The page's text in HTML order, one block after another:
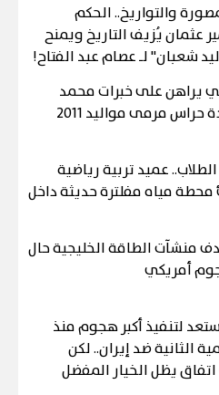
والتواريخ.. الحكم
عثمان يُزيف التاريخ ويمنح
شعبان" لـ عصام عبد الفتاح!
يراهن على خبرات محمد
حراس مرمى مواليد 2011
عميد تربية رياضية
مياه مفلترة حديثة داخل
منشآت الطاقة الخليجية حال
أمريكي
لتنفيذ أكبر هجوم منذ
الثانية ضد إيران.. لكن
يظل الخيار المفضل